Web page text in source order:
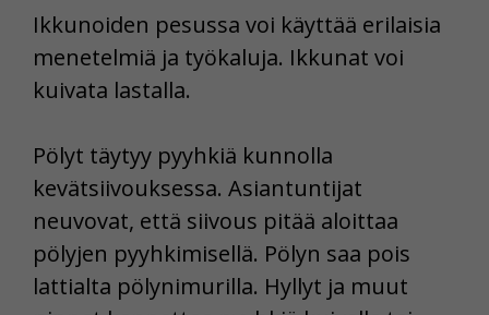
Ikkunoiden pesussa voi käyttää erilaisia
menetelmiä ja työkaluja. Ikkunat voi
kuivata lastalla.
Pölyt täytyy pyyhkiä kunnolla
kevätsiivouksessa. Asiantuntijat
neuvovat, että siivous pitää aloittaa
pölyjen pyyhkimisellä. Pölyn saa pois
lattialta pölynimurilla. Hyllyt ja muut